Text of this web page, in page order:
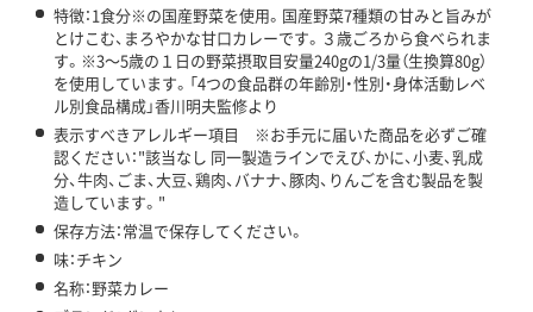
特徴：1食分※の国産野菜を使用。国産野菜7種類の甘みと旨みが
とけこむ、まろやかな甘口カレーです。３歳ごろから食べられま
す。※3～5歳の１日の野菜摂取目安量240gの1/3量（生換算80g）
を使用しています。「4つの食品群の年齢別・性別・身体活動レベ
ル別食品構成」香川明夫監修より
表示すべきアレルギー項目 ※お手元に届いた商品を必ずご確
認ください："該当なし 同一製造ラインでえび、かに、小麦、乳成
分、牛肉、ごま、大豆、鶏肉、バナナ、豚肉、りんごを含む製品を製
造しています。"
保存方法：常温で保存してください。
味：チキン
名称：野菜カレー